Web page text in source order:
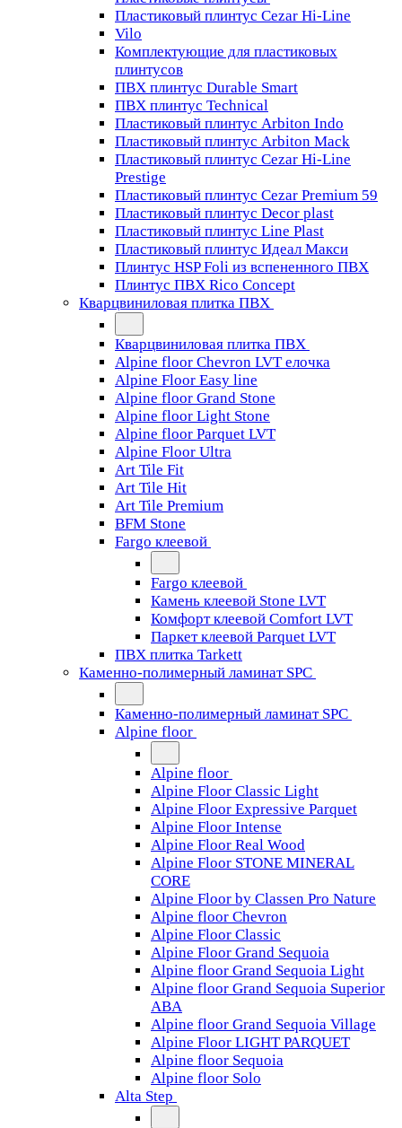
Пластиковый плинтус Cezar Hi-Line
Vilo
Комплектующие для пластиковых
плинтусов
ПВХ плинтус Durable Smart
ПВХ плинтус Technical
Пластиковый плинтус Arbiton Indo
Пластиковый плинтус Arbiton Mack
Пластиковый плинтус Cezar Hi-Line
Prestige
Пластиковый плинтус Cezar Premium 59
Пластиковый плинтус Decor plast
Пластиковый плинтус Line Plast
Пластиковый плинтус Идеал Макси
Плинтус HSP Foli из вспененного ПВХ
Плинтус ПВХ Rico Concept
Кварцвиниловая плитка ПВХ
Кварцвиниловая плитка ПВХ
Alpine floor Chevron LVT елочка
Alpine Floor Easy line
Alpine floor Grand Stone
Alpine floor Light Stone
Alpine floor Parquet LVT
Alpine Floor Ultra
Art Tile Fit
Art Tile Hit
Art Tile Premium
BFM Stone
Fargo клеевой
Fargo клеевой
Камень клеевой Stone LVT
Комфорт клеевой Comfort LVT
Паркет клеевой Parquet LVT
ПВХ плитка Tarkett
Каменно-полимерный ламинат SPC
Каменно-полимерный ламинат SPC
Alpine floor
Alpine floor
Alpine Floor Classic Light
Alpine Floor Expressive Parquet
Alpine Floor Intense
Alpine Floor Real Wood
Alpine Floor STONE MINERAL
CORE
Alpine Floor by Classen Pro Nature
Alpine floor Chevron
Alpine Floor Classic
Alpine Floor Grand Sequoia
Alpine floor Grand Sequoia Light
Alpine floor Grand Sequoia Superior
ABA
Alpine floor Grand Sequoia Village
Alpine Floor LIGHT PARQUET
Alpine floor Sequoia
Alpine floor Solo
Alta Step